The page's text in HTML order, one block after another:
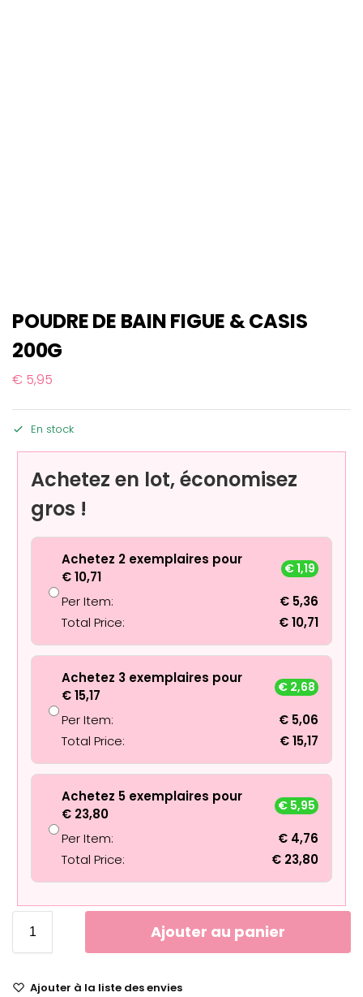
POUDRE DE BAIN FIGUE & CASIS
200G
€ 5,95
En stock
Achetez en lot, économisez
gros !
Achetez 2 exemplaires pour
€10,71
€1,19
Per Item: € 5,36
Total Price:
€10,71
Achetez 3 exemplaires pour
€15,17
€ 2,68
Per Item: € 5,06
Total Price:
€15,17
Achetez 5 exemplaires pour
€ 23,80
€ 5,95
Per Item: € 4,76
Total Price:
€ 23,80
Ajouter au panier
Ajouter à la liste des envies